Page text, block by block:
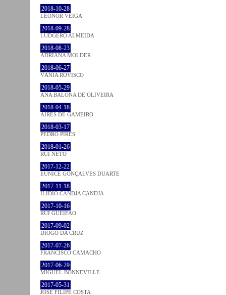
2018-10-28
LEONOR VEIGA
2018-09-28
LUDGERO ALMEIDA
2018-08-23
ADRIANA MOLDER
2018-06-27
VÂNIA ROVISCO
2018-05-29
ANA BALONA DE OLIVEIRA
2018-04-18
AIRES DE GAMEIRO
2018-03-17
PEDRO PIRES
2018-01-26
RUI NETO
2017-12-22
EUNICE GONÇALVES DUARTE
2017-11-18
ILIDIO CANDJA CANDJA
2017-10-16
RUI GUEIFÃO
2017-09-02
DIOGO DA CRUZ
2017-07-26
FRANCISCO CAMACHO
2017-06-29
MIGUEL BONNEVILLE
2017-05-31
JOSÉ FILIPE COSTA